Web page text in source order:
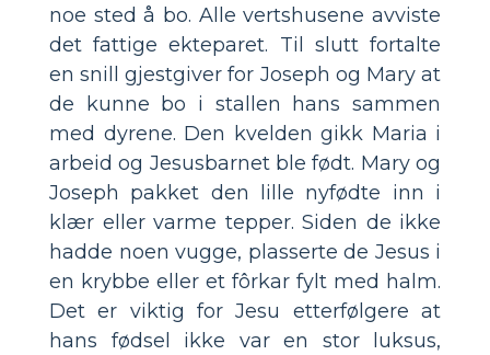
noe sted å bo. Alle vertshusene avviste
det fattige ekteparet. Til slutt fortalte
en snill gjestgiver for Joseph og Mary at
de kunne bo i stallen hans sammen
med dyrene. Den kvelden gikk Maria i
arbeid og Jesusbarnet ble født. Mary og
Joseph pakket den lille nyfødte inn i
klær eller varme tepper. Siden de ikke
hadde noen vugge, plasserte de Jesus i
en krybbe eller et fôrkar fylt med halm.
Det er viktig for Jesu etterfølgere at
hans fødsel ikke var en stor luksus,